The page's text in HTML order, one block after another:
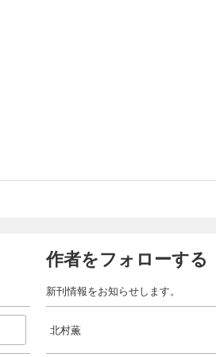
作者をフォローする
新刊情報をお知らせします。
北村薫